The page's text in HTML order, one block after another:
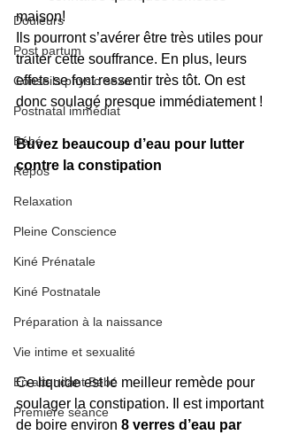
Douleurs
Post partum
Conseils physio sexo
Postnatal immédiat
Bébé
Repos
Relaxation
Pleine Conscience
Kiné Prénatale
Kiné Postnatale
Préparation à la naissance
Vie intime et sexualité
En attendant Bébé
Première séance
maison!
Ils pourront s’avérer être très utiles pour
traiter cette souffrance. En plus, leurs
effets se font ressentir très tôt. On est
donc soulagé presque immédiatement !
Buvez beaucoup d’eau pour lutter
contre la constipation
Ce liquide est le meilleur remède pour
soulager la constipation. Il est important
de boire environ 8 verres d’eau par